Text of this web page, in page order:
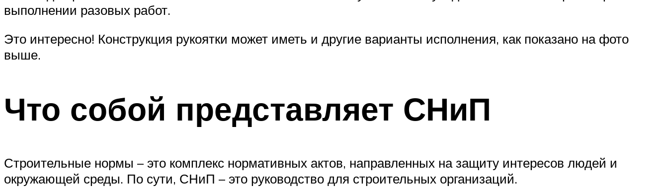
выполнении разовых работ.
Это интересно! Конструкция рукоятки может иметь и другие варианты исполнения, как показано на фото
выше.
Что собой представляет СНиП
Строительные нормы – это комплекс нормативных актов, направленных на защиту интересов людей и
окружающей среды. По сути, СНиП – это руководство для строительных организаций.